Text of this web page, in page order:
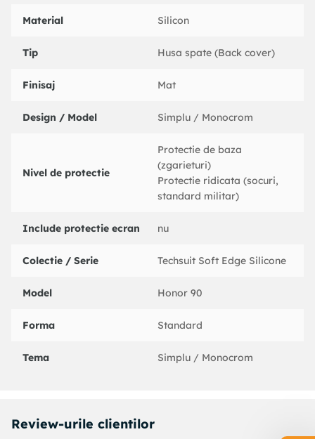
Material Silicon
Tip Husa spate (Back cover)
Finisaj Mat
Design / Model Simplu / Monocrom
Nivel de protectie
Protectie de baza
(zgarieturi)
Protectie ridicata (socuri,
standard militar)
Include protectie ecran nu
Colectie / Serie Techsuit Soft Edge Silicone
Model Honor 90
Forma Standard
Tema Simplu / Monocrom
Review-urile clientilor